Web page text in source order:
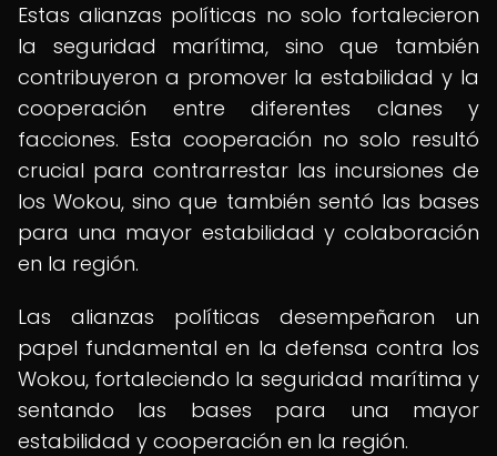
Estas alianzas políticas no solo fortalecieron
la seguridad marítima, sino que también
contribuyeron a promover la estabilidad y la
cooperación entre diferentes clanes y
facciones. Esta cooperación no solo resultó
crucial para contrarrestar las incursiones de
los Wokou, sino que también sentó las bases
para una mayor estabilidad y colaboración
en la región.
Las alianzas políticas desempeñaron un
papel fundamental en la defensa contra los
Wokou, fortaleciendo la seguridad marítima y
sentando las bases para una mayor
estabilidad y cooperación en la región.